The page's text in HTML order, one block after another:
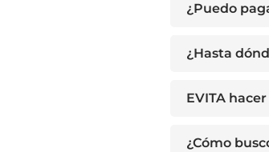
¿Puedo
¿Hasta
EVITA
¿Cómo